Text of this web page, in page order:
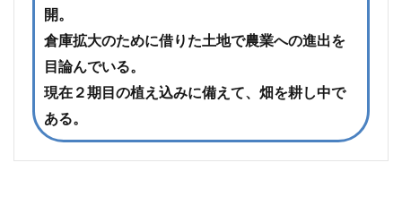
開。
倉庫拡大のために借りた土地で農業への進出を
目論んでいる。
現在２期目の植え込みに備えて、畑を耕し中で
ある。